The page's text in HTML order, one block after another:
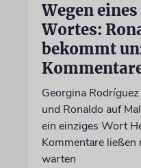
Wegen
Wortes:
bekommt
Georgina
und Ronaldo auf
ein einziges Wort
Kommentare ließen
warten